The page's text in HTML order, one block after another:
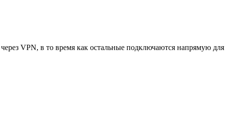
VPN, в то время как остальные подключаются напрямую для